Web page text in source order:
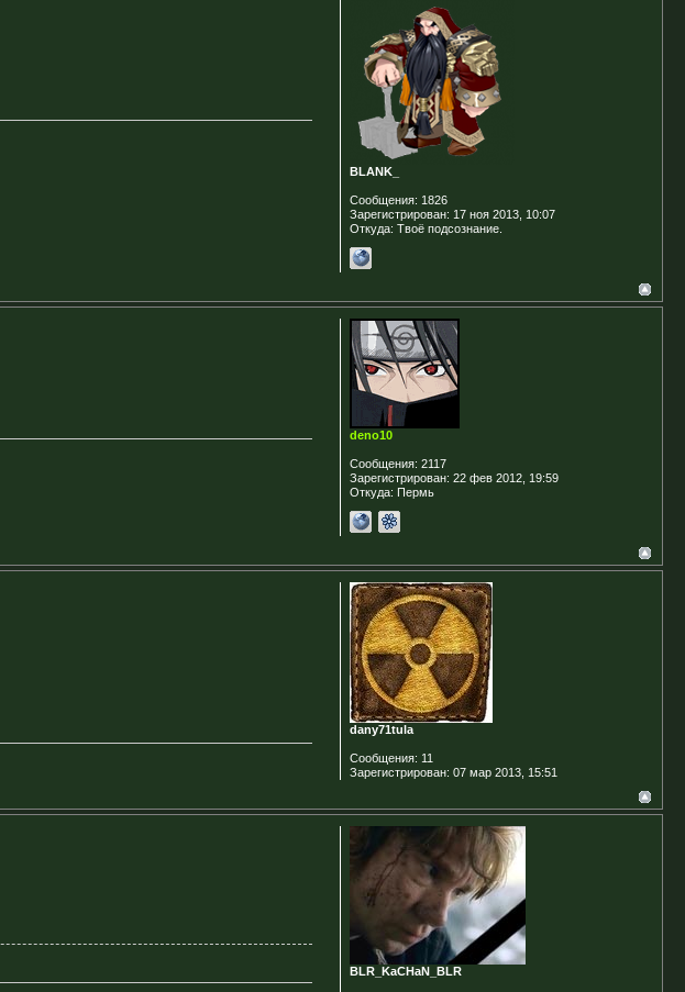
BLANK_
Сообщения: 1826
Зарегистрирован: 17 ноя 2013, 10:07
Откуда: Твоё подсознание.
deno10
Сообщения: 2117
Зарегистрирован: 22 фев 2012, 19:59
Откуда: Пермь
dany71tula
Сообщения: 11
Зарегистрирован: 07 мар 2013, 15:51
BLR_KaCHaN_BLR